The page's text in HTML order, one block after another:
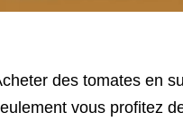
des tomates en
vous profitez